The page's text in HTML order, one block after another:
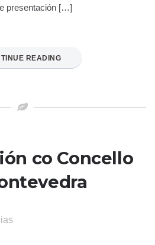
presentación […]
READING
co Concello